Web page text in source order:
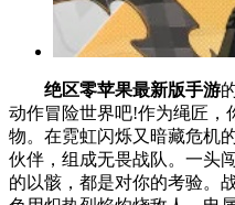
绝区零苹果最新版手游
动作冒险世界吧!作为绳匠，
物。在霓虹闪烁又暗藏危机
伙伴，组成无畏战队。一头
的以骸，都是对你的考验。